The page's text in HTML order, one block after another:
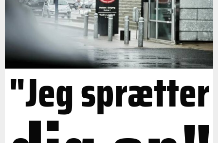
"Jeg sprætter